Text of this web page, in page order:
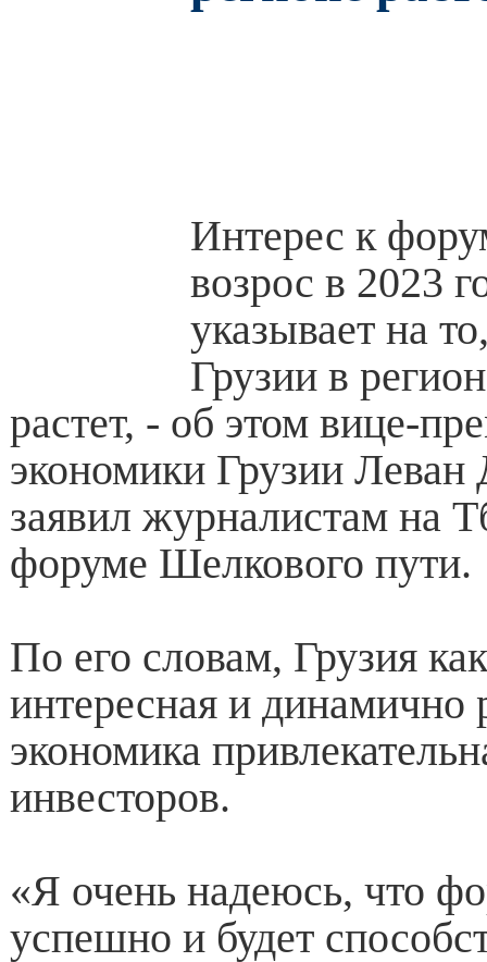
Интерес к
возрос в 2023
указывает на
Грузии в
растет, - об этом вице-
экономики Грузии
заявил журналистам на
форуме Шелкового пути.
По его словам, Грузия
интересная и динамично
экономика
инвесторов.
«Я очень надеюсь, что
успешно и будет